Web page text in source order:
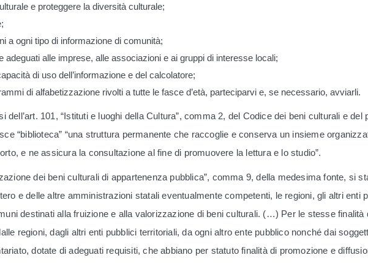
e proteggere la diversità culturale;
a ogni tipo di informazione di comunità;
adeguati alle imprese, alle associazioni e ai gruppi di interesse locali;
di uso dell’informazione e del calcolatore;
di alfabetizzazione rivolti a tutte le fasce d’età, parteciparvi e, se necessario, avviarli.
dell’art. 101, “Istituti e luoghi della Cultura”, comma 2, del Codice dei beni culturali e
“biblioteca” “una struttura permanente che raccoglie e conserva un insieme
e ne assicura la consultazione al fine di promuovere la lettura e lo studio”.
dei beni culturali di appartenenza pubblica”, comma 9, della medesima fonte, si
e delle altre amministrazioni statali eventualmente competenti, le regioni, gli altri enti
destinati alla fruizione e alla valorizzazione di beni culturali. (…) Per le stesse finalità
regioni, dagli altri enti pubblici territoriali, da ogni altro ente pubblico nonché dai
dotate di adeguati requisiti, che abbiano per statuto finalità di promozione e